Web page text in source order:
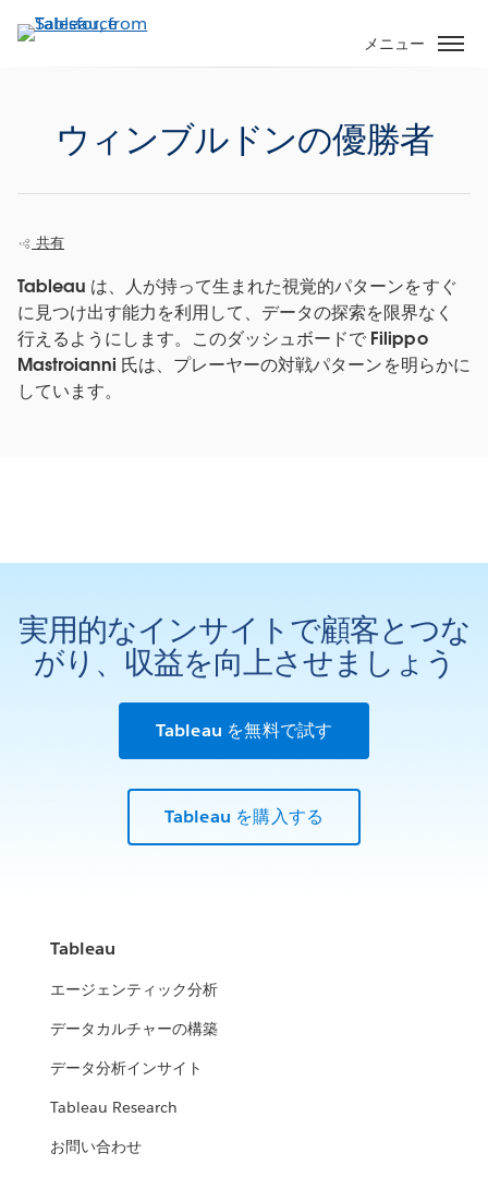
イ
ツ
動
メニュー
ウィンブルドンの優勝者
共有
Tableau は、人が持って生まれた視覚的パターンをすぐ
に見つけ出す能力を利用して、データの探索を限界なく
行えるようにします。このダッシュボードで Filippo
Mastroianni 氏は、プレーヤーの対戦パターンを明らかに
しています。
実用的なインサイトで顧客とつな
がり、収益を向上させましょう
Tableau を無料で試す
Tableau を購入する
Tableau
エージェンティック分析
データカルチャーの構築
データ分析インサイト
Tableau Research
お問い合わせ